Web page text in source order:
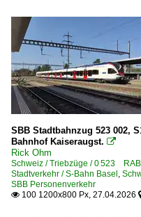
SBB Stadtbahnzug 523 002,
Bahnhof Kaiseraugst. 
Rick Ohm
Schweiz / Triebzüge / 0 523
Stadtverkehr / S-Bahn Basel,
SBB Personenverkehr
 100 1200x800 Px, 27.04.2026